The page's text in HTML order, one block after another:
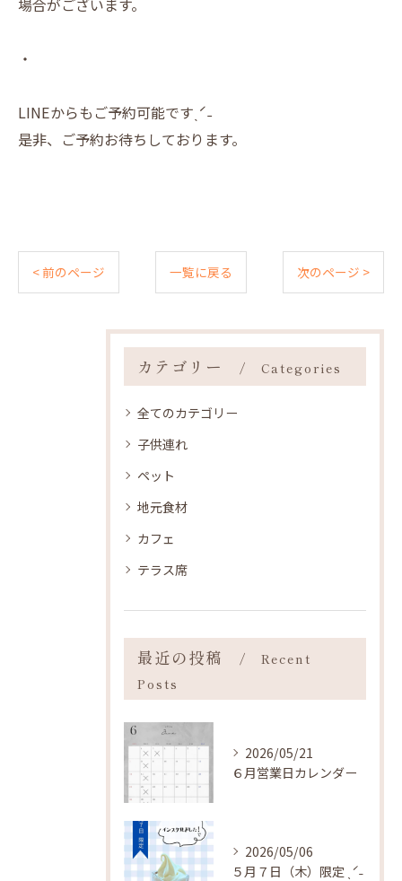
・
LINEからもご予約可能ですˎˊ˗
是非、ご予約お待ちしております。
< 前のページ 一覧に戻る 次のページ >
カテゴリー Categories
全てのカテゴリー
子供連れ
ペット
地元食材
カフェ
テラス席
最近の投稿
Recent
Posts
2026/05/21
６月営業日カレンダー
2026/05/06
５月７日（木）限定 ˎˊ˗